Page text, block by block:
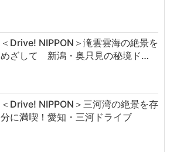
＜Drive! NIPPON＞滝雲雲海の絶景を
めざして 新潟・奥只見の秘境ド…
＜Drive! NIPPON＞三河湾の絶景を存
分に満喫！愛知・三河ドライブ